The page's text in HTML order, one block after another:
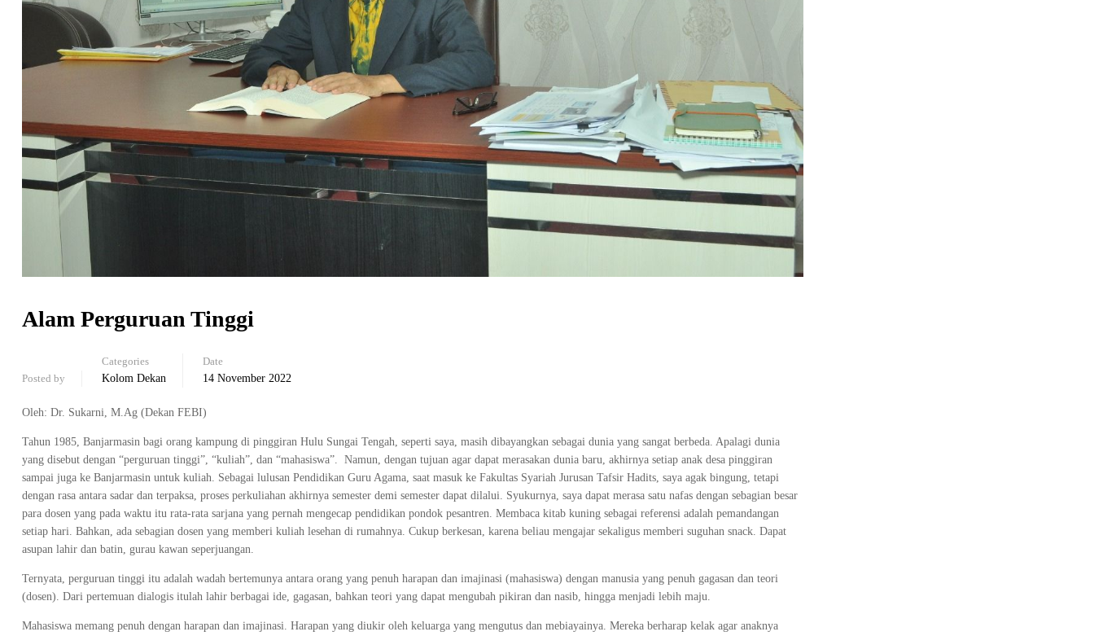
Alam Perguruan Tinggi
Posted by
Categories
Kolom Dekan
Date
14 November 2022
Oleh: Dr. Sukarni, M.Ag (Dekan FEBI)
Tahun 1985, Banjarmasin bagi orang kampung di pinggiran Hulu Sungai Tengah, seperti saya, masih dibayangkan sebagai dunia yang sangat berbeda. Apalagi dunia
yang disebut dengan “perguruan tinggi”, “kuliah”, dan “mahasiswa”. Namun, dengan tujuan agar dapat merasakan dunia baru, akhirnya setiap anak desa pinggiran
sampai juga ke Banjarmasin untuk kuliah. Sebagai lulusan Pendidikan Guru Agama, saat masuk ke Fakultas Syariah Jurusan Tafsir Hadits, saya agak bingung, tetapi
dengan rasa antara sadar dan terpaksa, proses perkuliahan akhirnya semester demi semester dapat dilalui. Syukurnya, saya dapat merasa satu nafas dengan sebagian besar
para dosen yang pada waktu itu rata-rata sarjana yang pernah mengecap pendidikan pondok pesantren. Membaca kitab kuning sebagai referensi adalah pemandangan
setiap hari. Bahkan, ada sebagian dosen yang memberi kuliah lesehan di rumahnya. Cukup berkesan, karena beliau mengajar sekaligus memberi suguhan snack. Dapat
asupan lahir dan batin, gurau kawan seperjuangan.
Ternyata, perguruan tinggi itu adalah wadah bertemunya antara orang yang penuh harapan dan imajinasi (mahasiswa) dengan manusia yang penuh gagasan dan teori
(dosen). Dari pertemuan dialogis itulah lahir berbagai ide, gagasan, bahkan teori yang dapat mengubah pikiran dan nasib, hingga menjadi lebih maju.
Mahasiswa memang penuh dengan harapan dan imajinasi. Harapan yang diukir oleh keluarga yang mengutus dan mebiayainya. Mereka berharap kelak agar anaknya